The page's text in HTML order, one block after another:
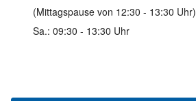
(Mittagspause von 12:30 - 13:30 Uhr)
Sa.: 09:30 - 13:30 Uhr